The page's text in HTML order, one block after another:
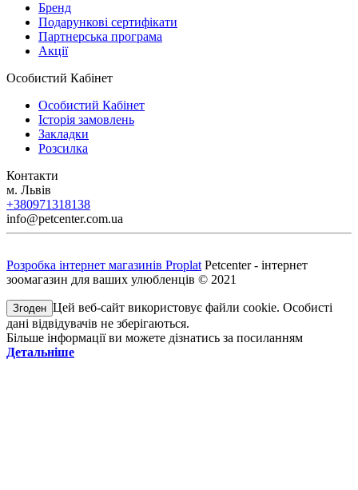
Бренд
Подарункові сертифікати
Партнерська програма
Акції
Особистий Кабінет
Особистий Кабінет
Історія замовлень
Закладки
Розсилка
Контакти
м. Львів
+380971318138
info@petcenter.com.ua
Розробка інтернет магазинів Proplat Petcenter - інтернет
зоомагазин для ваших улюбленців © 2021
Згоден Цей веб-сайт використовує файли cookie. Особисті
дані відвідувачів не зберігаються.
Більше інформації ви можете дізнатись за посиланням
Детальніше